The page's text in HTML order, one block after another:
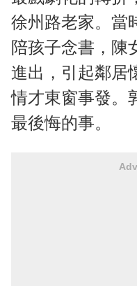
徐州路老家。當
陪孩子念書，陳
進出，引起鄰居
情才東窗事發。
最後悔的事。